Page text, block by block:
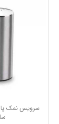
سرویس نمک